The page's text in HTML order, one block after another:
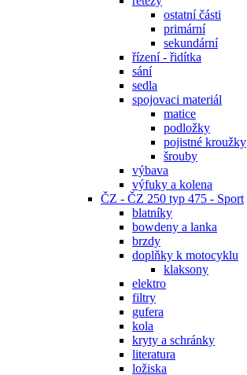
ostatní části
primární
sekundární
řízení - řidítka
sání
sedla
spojovaci materiál
matice
podložky
pojistné kroužky
šrouby
výbava
výfuky a kolena
ČZ - ČZ 250 typ 475 - Sport
blatníky
bowdeny a lanka
brzdy
doplňky k motocyklu
klaksony
elektro
filtry
gufera
kola
kryty a schránky
literatura
ložiska